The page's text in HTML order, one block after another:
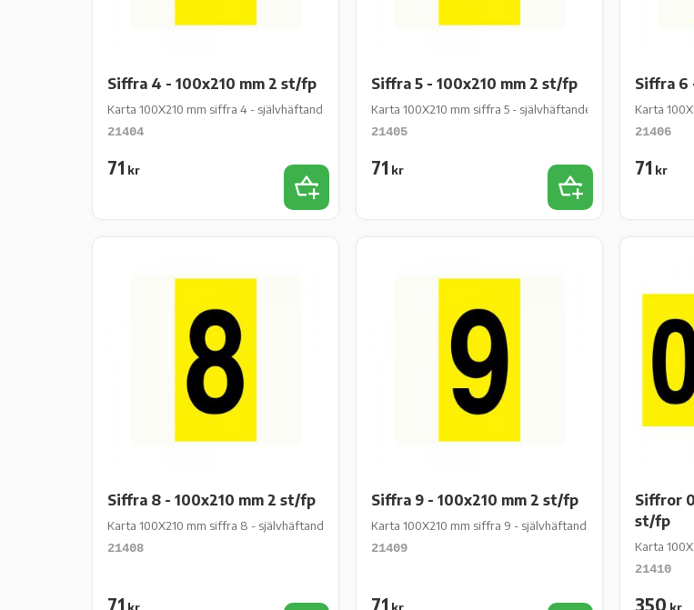
Siffra 4 - 100x210 mm 2 st/fp
Karta 100X210 mm siffra 4 - självhäftande gul vinyl - 2 st/fp
21404
71 kr
Lägg till i favoriter
Siffra 5 - 100x210 mm 2 st/fp
Karta 100X210 mm siffra 5 - självhäftande gul vinyl - 2 st/fp
21405
71 kr
Lägg till i favoriter
Siffra 6
Karta
21406
71 kr
Siffra 8 - 100x210 mm 2 st/fp
Karta 100X210 mm siffra 8 - självhäftande gul vinyl - 2 st/fp
21408
71
Siffra 9 - 100x210 mm 2 st/fp
Karta 100X210 mm siffra 9 - självhäftande gul vinyl - 2 st/fp
21409
71
Siffror
st/fp
Karta
21410
350